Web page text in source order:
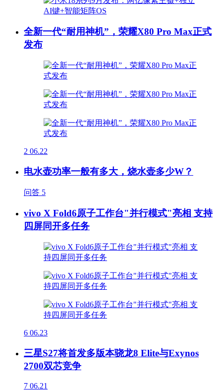
全新一代“耐用神机”，荣耀X80 Pro Max正式
发布
2 06.22
电水壶功率一般有多大，烧水壶多少W？
问答 5
vivo X Fold6原子工作台"并行模式"亮相 支持
四屏同开多任务
6 06.23
三星S27将首发多版本骁龙8 Elite与Exynos
2700双芯竞争
7 06.21